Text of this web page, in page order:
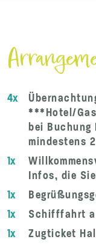
4x
***Hotel/
bei Buchung
mindestens
1x
Infos, die
1x
1x
Schifffahrt
1x
Zugticket